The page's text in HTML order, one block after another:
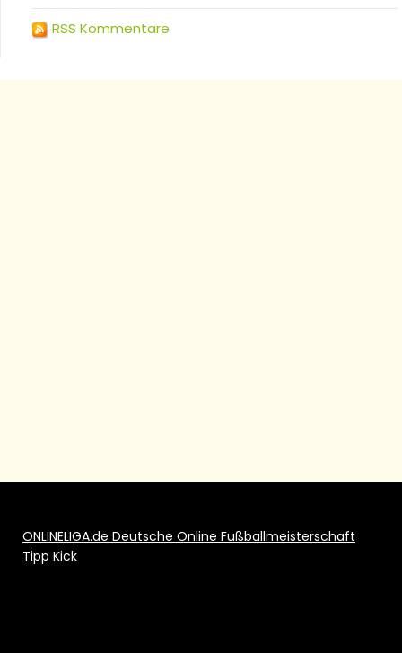
RSS Kommentare
ONLINELIGA.de Deutsche Online Fußballmeisterschaft
Tipp Kick